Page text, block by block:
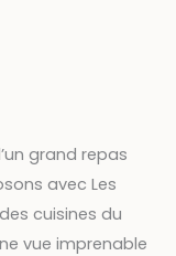
grand repas
avec Les
cuisines du
vue imprenable